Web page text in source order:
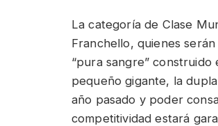
La categoría de Clase
Franchello, quienes
“pura sangre”
pequeño gigante, la
año pasado y poder
competitividad estará